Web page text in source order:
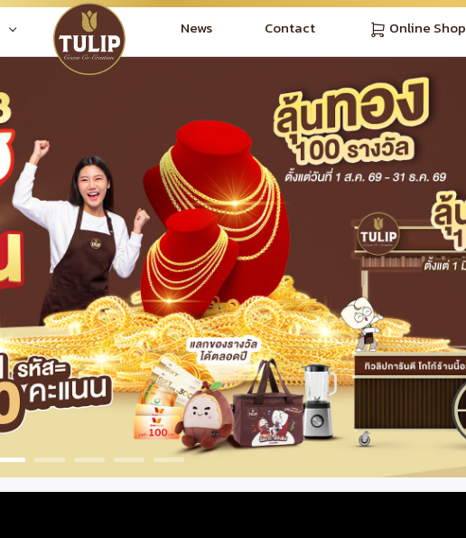
News Contact Online Shop